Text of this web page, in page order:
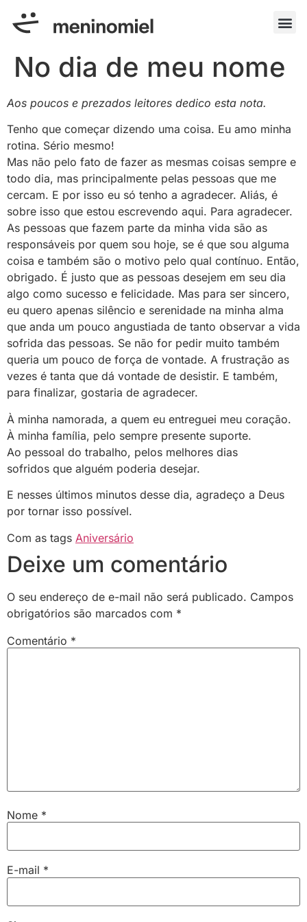
No dia de meu nome
Aos poucos e prezados leitores dedico esta nota.
Tenho que começar dizendo uma coisa. Eu amo minha
rotina. Sério mesmo!
Mas não pelo fato de fazer as mesmas coisas sempre e
todo dia, mas principalmente pelas pessoas que me
cercam. E por isso eu só tenho a agradecer. Aliás, é
sobre isso que estou escrevendo aqui. Para agradecer.
As pessoas que fazem parte da minha vida são as
responsáveis por quem sou hoje, se é que sou alguma
coisa e também são o motivo pelo qual contínuo. Então,
obrigado. É justo que as pessoas desejem em seu dia
algo como sucesso e felicidade. Mas para ser sincero,
eu quero apenas silêncio e serenidade na minha alma
que anda um pouco angustiada de tanto observar a vida
sofrida das pessoas. Se não for pedir muito também
queria um pouco de força de vontade. A frustração as
vezes é tanta que dá vontade de desistir. E também,
para finalizar, gostaria de agradecer.
À minha namorada, a quem eu entreguei meu coração.
À minha família, pelo sempre presente suporte.
Ao pessoal do trabalho, pelos melhores dias
sofridos que alguém poderia desejar.
E nesses últimos minutos desse dia, agradeço a Deus
por tornar isso possível.
Com as tags Aniversário
Deixe um comentário
O seu endereço de e-mail não será publicado. Campos
obrigatórios são marcados com *
Comentário *
Nome *
E-mail *